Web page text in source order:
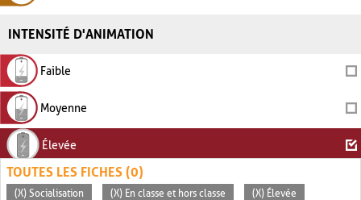
INTENSITÉ D'ANIMATION
Faible
Moyenne
Élevée
TOUTES LES FICHES (0)
(X) Socialisation (X) En classe et hors classe (X) Élevée